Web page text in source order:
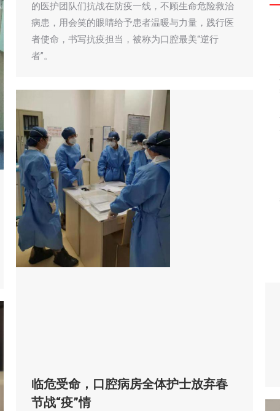
的医护团队们抗战在防疫一线，不顾生命危险救治
病患，用会笑的眼睛给予患者温暖与力量，践行医
者使命，书写抗疫担当，被称为口腔最美“逆行
者”。
临危受命，口腔病房全体护士放弃春
节战“疫”情